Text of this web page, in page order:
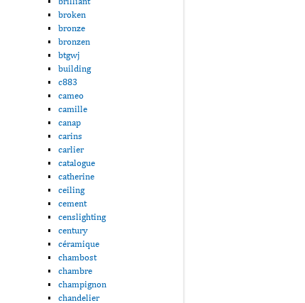
broken
bronze
bronzen
btgwj
building
c883
cameo
camille
canap
carins
carlier
catalogue
catherine
ceiling
cement
censlighting
century
céramique
chambost
chambre
champignon
chandelier